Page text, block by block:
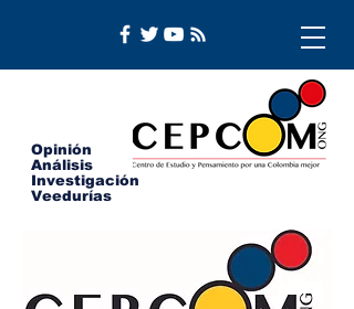
Opinión
Análisis
Investigación
Veedurías